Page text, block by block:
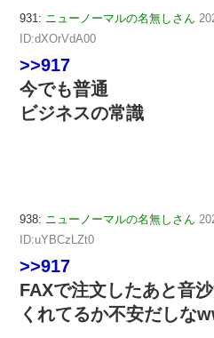
931: ニューノーマルの名無しさん
ID:dXOrVdA00
>>917
今でも普通
ビジネスの常識
938: ニューノーマルの名無しさん
ID:uYBCzLZt0
>>917
FAXで注文したあと音
くれてるか不安だしな